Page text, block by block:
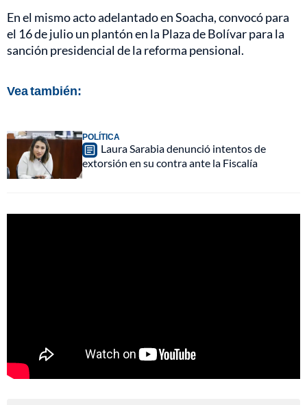
En el mismo acto adelantado en Soacha, convocó para
el 16 de julio un plantón en la Plaza de Bolívar para la
sanción presidencial de la reforma pensional.
Vea también:
POLÍTICA
Laura Sarabia denunció intentos de
extorsión en su contra ante la Fiscalía